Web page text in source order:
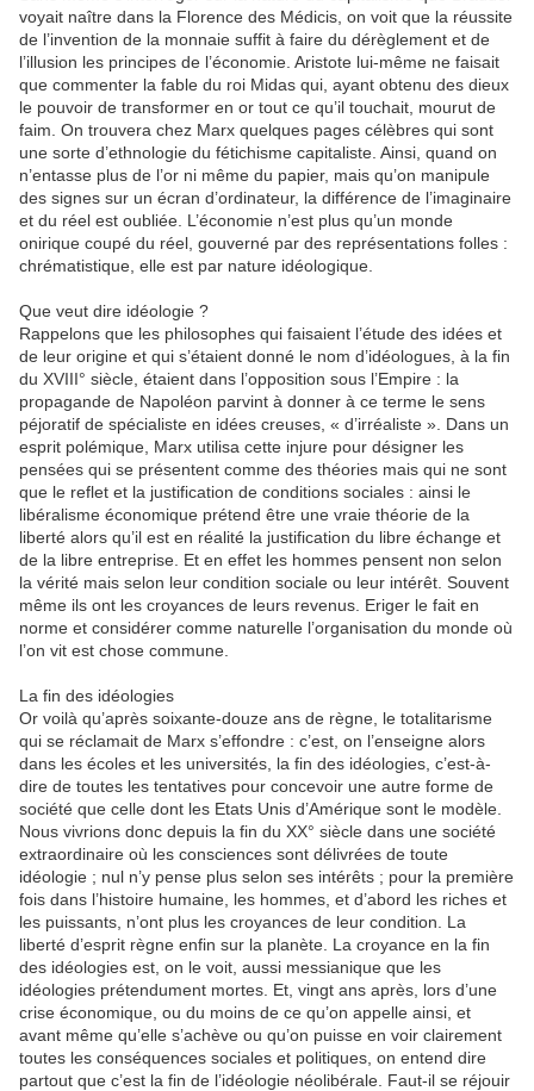
voyait naître dans la Florence des Médicis, on voit que la réussite
de l’invention de la monnaie suffit à faire du dérèglement et de
l’illusion les principes de l’économie. Aristote lui-même ne faisait
que commenter la fable du roi Midas qui, ayant obtenu des dieux
le pouvoir de transformer en or tout ce qu’il touchait, mourut de
faim. On trouvera chez Marx quelques pages célèbres qui sont
une sorte d’ethnologie du fétichisme capitaliste. Ainsi, quand on
n’entasse plus de l’or ni même du papier, mais qu’on manipule
des signes sur un écran d’ordinateur, la différence de l’imaginaire
et du réel est oubliée. L’économie n’est plus qu’un monde
onirique coupé du réel, gouverné par des représentations folles :
chrématistique, elle est par nature idéologique.
Que veut dire idéologie ?
Rappelons que les philosophes qui faisaient l’étude des idées et
de leur origine et qui s’étaient donné le nom d’idéologues, à la fin
du XVIII° siècle, étaient dans l’opposition sous l’Empire : la
propagande de Napoléon parvint à donner à ce terme le sens
péjoratif de spécialiste en idées creuses, « d’irréaliste ». Dans un
esprit polémique, Marx utilisa cette injure pour désigner les
pensées qui se présentent comme des théories mais qui ne sont
que le reflet et la justification de conditions sociales : ainsi le
libéralisme économique prétend être une vraie théorie de la
liberté alors qu’il est en réalité la justification du libre échange et
de la libre entreprise. Et en effet les hommes pensent non selon
la vérité mais selon leur condition sociale ou leur intérêt. Souvent
même ils ont les croyances de leurs revenus. Eriger le fait en
norme et considérer comme naturelle l’organisation du monde où
l’on vit est chose commune.
La fin des idéologies
Or voilà qu’après soixante-douze ans de règne, le totalitarisme
qui se réclamait de Marx s’effondre : c’est, on l’enseigne alors
dans les écoles et les universités, la fin des idéologies, c’est-à-
dire de toutes les tentatives pour concevoir une autre forme de
société que celle dont les Etats Unis d’Amérique sont le modèle.
Nous vivrions donc depuis la fin du XX° siècle dans une société
extraordinaire où les consciences sont délivrées de toute
idéologie ; nul n’y pense plus selon ses intérêts ; pour la première
fois dans l’histoire humaine, les hommes, et d’abord les riches et
les puissants, n’ont plus les croyances de leur condition. La
liberté d’esprit règne enfin sur la planète. La croyance en la fin
des idéologies est, on le voit, aussi messianique que les
idéologies prétendument mortes. Et, vingt ans après, lors d’une
crise économique, ou du moins de ce qu’on appelle ainsi, et
avant même qu’elle s’achève ou qu’on puisse en voir clairement
toutes les conséquences sociales et politiques, on entend dire
partout que c’est la fin de l’idéologie néolibérale. Faut-il se réjouir